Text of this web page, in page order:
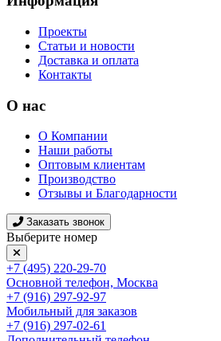
Проекты
Статьи и новости
Доставка и оплата
Контакты
О нас
О Компании
Наши работы
Оптовым клиентам
Производство
Отзывы и Благодарности
Заказать звонок
Выберите номер
+7 (495) 220-29-70
Основной телефон, Москва
+7 (916) 297-92-97
Мобильный для заказов
+7 (916) 297-02-61